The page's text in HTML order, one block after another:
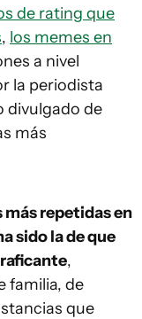
de rating que
, los memes en
a nivel
la periodista
divulgado de
más
más repetidas en
sido la de que
,
familia, de
que